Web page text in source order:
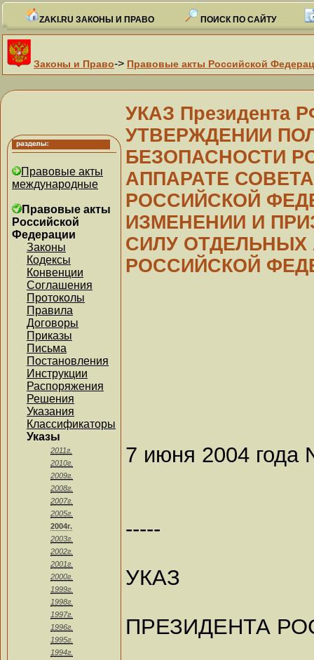
ZAKI.RU ЗАКОНЫ И ПРАВО ПОИСК ПО САЙТУ
Законы и Право-> Правовые акты Российской
Правовые акты
международные
Правовые акты
Российской
Федерации
Законы
Кодексы
Конвенции
Соглашения
Протоколы
Правила
Договоры
Приказы
Письма
Постановления
Инструкции
Распоряжения
Решения
Указания
Классификаторы
Указы
2011г.
2010г.
2009г.
2008г.
2007г.
2005г.
2004г.
2003г.
2002г.
2001г.
2000г.
1999г.
1998г.
1997г.
1996г.
1995г.
1994г.
УКАЗ Президента
УТВЕРЖДЕНИИ
БЕЗОПАСНОСТИ
АППАРАТЕ
РОССИЙСКОЙ
ИЗМЕНЕНИИ И
СИЛУ ОТДЕЛЬНЫХ
РОССИЙСКОЙ
7 июня 2004 года
-----
УКАЗ
ПРЕЗИДЕНТА